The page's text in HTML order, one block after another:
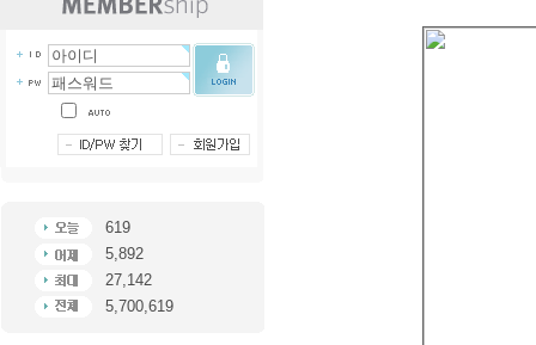
619
5,892
27,142
5,700,619